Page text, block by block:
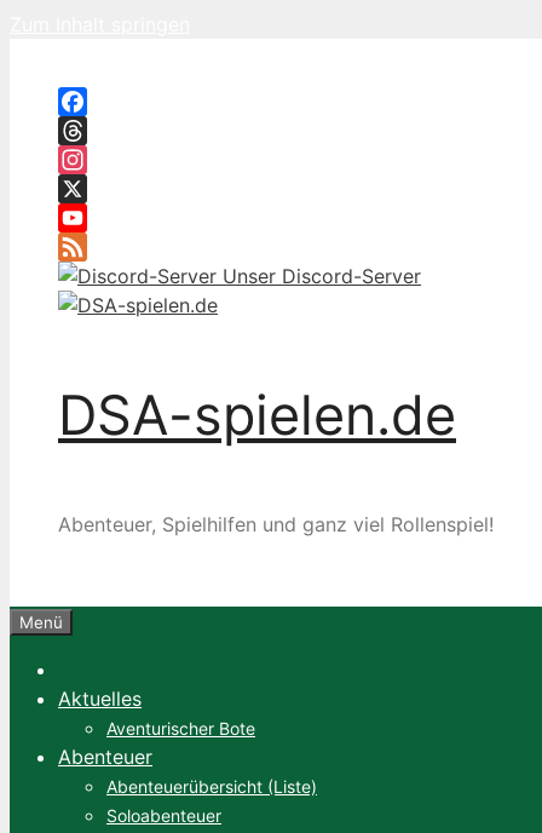
Facebook
Threads
Instagram
X
YouTube
Feed
Unser Discord-Server
DSA-spielen.de
Abenteuer, Spielhilfen und ganz viel Rollenspiel!
Menü
Aktuelles
Aventurischer Bote
Abenteuer
Abenteuerübersicht (Liste)
Soloabenteuer